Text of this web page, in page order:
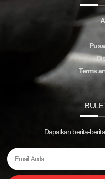
Terms
Dapatkan berita-